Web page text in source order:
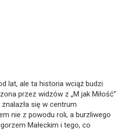
lat, ale ta historia wciąż budzi
przez widzów z „M jak Miłość”
znalazła się w centrum
nie z powodu roli, a burzliwego
Małeckim i tego, co